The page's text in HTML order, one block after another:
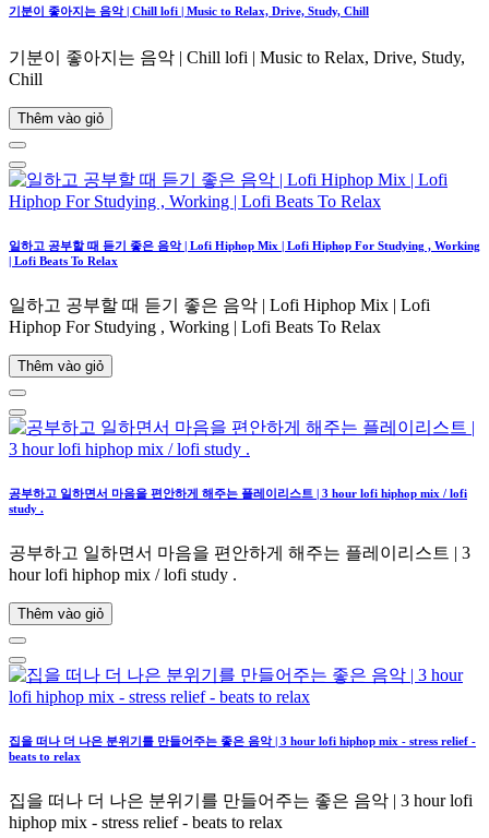
기분이 좋아지는 음악 | Chill lofi | Music to Relax, Drive, Study, Chill
기분이 좋아지는 음악 | Chill lofi | Music to Relax, Drive, Study,
Chill
Thêm vào giỏ
일하고 공부할 때 듣기 좋은 음악 | Lofi Hiphop Mix | Lofi Hiphop For Studying , Working
| Lofi Beats To Relax
일하고 공부할 때 듣기 좋은 음악 | Lofi Hiphop Mix | Lofi
Hiphop For Studying , Working | Lofi Beats To Relax
Thêm vào giỏ
공부하고 일하면서 마음을 편안하게 해주는 플레이리스트 | 3 hour lofi hiphop mix / lofi
study .
공부하고 일하면서 마음을 편안하게 해주는 플레이리스트 | 3
hour lofi hiphop mix / lofi study .
Thêm vào giỏ
집을 떠나 더 나은 분위기를 만들어주는 좋은 음악 | 3 hour lofi hiphop mix - stress relief -
beats to relax
집을 떠나 더 나은 분위기를 만들어주는 좋은 음악 | 3 hour lofi
hiphop mix - stress relief - beats to relax